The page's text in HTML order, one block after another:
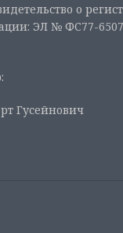
о
ЭЛ № ФС77-
Гусейнович